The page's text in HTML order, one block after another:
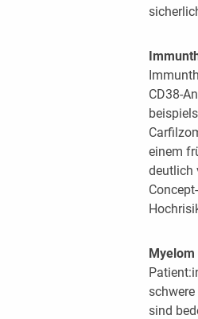
CD38-
einem
deutlich
Myelom
sind